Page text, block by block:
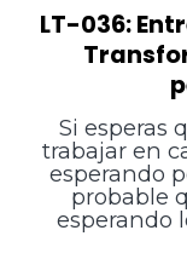
LT-036:
Si esperas
trabajar en
esperando
probable
esperando